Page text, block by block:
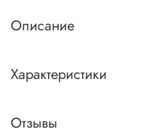
Описание
Характеристики
Отзывы